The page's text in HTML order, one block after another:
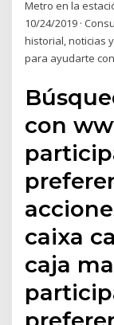
Metro en la
10/24/2019 ·
historial, noticias y
para ayudarte
con
caixa
caja